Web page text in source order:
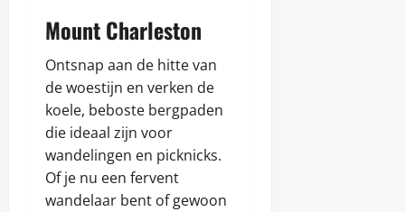
Mount Charleston
Ontsnap aan de hitte van
de woestijn en verken de
koele, beboste bergpaden
die ideaal zijn voor
wandelingen en picknicks.
Of je nu een fervent
wandelaar bent of gewoon